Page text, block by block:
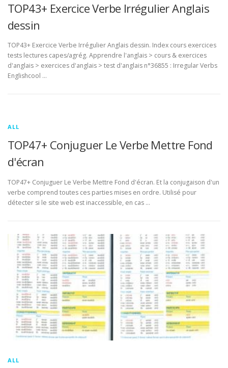
TOP43+ Exercice Verbe Irrégulier Anglais
dessin
TOP43+ Exercice Verbe Irrégulier Anglais dessin. Index cours exercices
tests lectures capes/agrég. Apprendre l'anglais > cours & exercices
d'anglais > exercices d'anglais > test d'anglais n°36855 : Irregular Verbs
Englishcool …
ALL
TOP47+ Conjuguer Le Verbe Mettre Fond
d'écran
TOP47+ Conjuguer Le Verbe Mettre Fond d'écran. Et la conjugaison d'un
verbe comprend toutes ces parties mises en ordre. Utilisé pour
détecter si le site web est inaccessible, en cas …
ALL